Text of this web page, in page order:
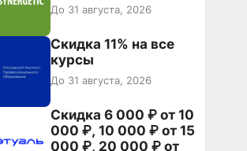
До 31 августа, 2026
Скидка 11% на все
курсы
До 31 августа, 2026
Скидка 6 000 ₽ от 10
000 ₽, 10 000 ₽ от 15
000 ₽, 20 000 ₽ от